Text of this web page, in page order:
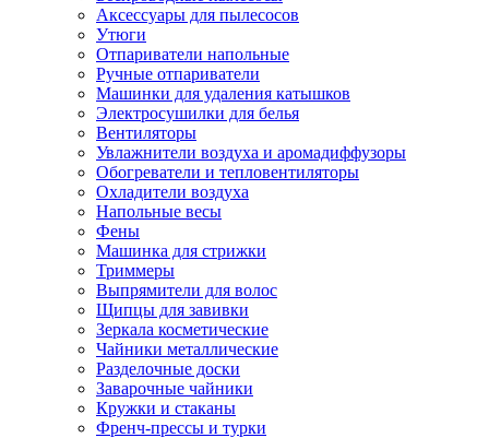
Аксессуары для пылесосов
Утюги
Отпариватели напольные
Ручные отпариватели
Машинки для удаления катышков
Электросушилки для белья
Вентиляторы
Увлажнители воздуха и аромадиффузоры
Обогреватели и тепловентиляторы
Охладители воздуха
Напольные весы
Фены
Машинка для стрижки
Триммеры
Выпрямители для волос
Щипцы для завивки
Зеркала косметические
Чайники металлические
Разделочные доски
Заварочные чайники
Кружки и стаканы
Френч-прессы и турки